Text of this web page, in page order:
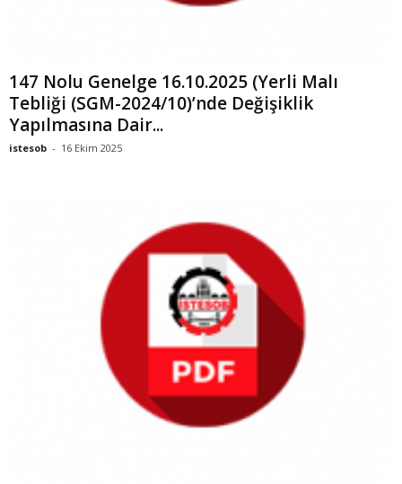
147 Nolu Genelge 16.10.2025 (Yerli Malı
Tebliği (SGM-2024/10)’nde Değişiklik
Yapılmasına Dair...
istesob - 16 Ekim 2025